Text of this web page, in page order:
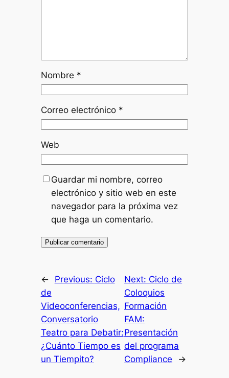
Nombre *
Correo electrónico *
Web
Guardar mi nombre, correo
electrónico y sitio web en este
navegador para la próxima vez
que haga un comentario.
← Previous: Ciclo
de
Videoconferencias,
Conversatorio
Teatro para Debatir:
¿Cuánto Tiempo es
un Tiempito?
Next: Ciclo de
Coloquios
Formación
FAM:
Presentación
del programa
Compliance
→